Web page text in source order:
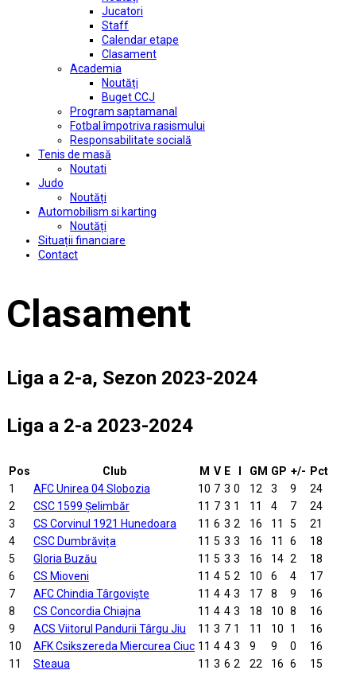
Jucatori
Staff
Calendar etape
Clasament
Academia
Noutăți
Buget CCJ
Program saptamanal
Fotbal împotriva rasismului
Responsabilitate socială
Tenis de masă
Noutati
Judo
Noutăți
Automobilism si karting
Noutăți
Situații financiare
Contact
Clasament
Liga a 2-a, Sezon 2023-2024
Liga a 2-a 2023-2024
Pos Club M V E GM GP +/- Pct
1
AFC Unirea 04 Slobozia 10 7 3 0 12 3 9
24
2
CSC 1599 Şelimbăr 11 7 3 1 11 4 7
24
3
CS Corvinul 1921 Hunedoara 11 6 3 2 16 11 5
21
4
CSC Dumbrăvița 11 5 3 3 16 11 6
18
5
Gloria Buzău 11 5 3 3 16 14 2
18
6
CS Mioveni 11 4 5 2 10 6 4
17
7
AFC Chindia Târgovişte 11 4 4 3 17 8 9
16
8
CS Concordia Chiajna 11 4 4 3 18 10 8
16
9
ACS Viitorul Pandurii Târgu Jiu 11 3 7 1 11 10 1
16
10
AFK Csikszereda Miercurea Ciuc 11 4 4 3 9 9 0
16
11
Steaua 11 3 6 2 22 16 6
15